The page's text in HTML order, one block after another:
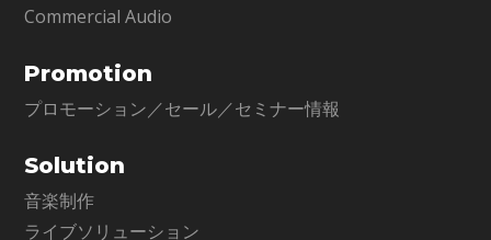
Commercial Audio
Promotion
プロモーション／セール／セミナー情報
Solution
音楽制作
ライブソリューション